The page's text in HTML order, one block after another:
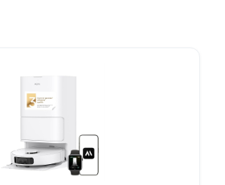
lancia integrata direttamente nel
in tempo reale cosa stai aspirando
un’igiene totale.​